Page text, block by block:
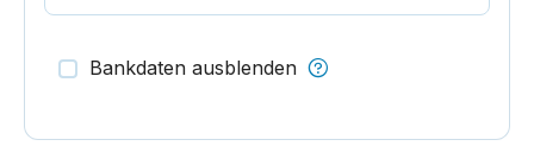
Bankdaten ausblenden